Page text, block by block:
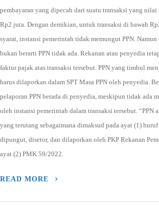
pembayaran yang dipecah dari suatu transaksi yang nilai
Rp2 juta. Dengan demikian, untuk transaksi di bawah
syarat, instansi pemerintah tidak memungut PPN.
bukan berarti PPN tidak ada. Rekanan atau penyedia
faktur pajak atas transaksi tersebut. PPN yang timbul
harus dilaporkan dalam SPT Masa PPN oleh penyedia.
pelaporan PPN berada di penyedia, meskipun tidak ada
oleh instansi pemerintah dalam transaksi tersebut. “PPN
yang terutang sebagaimana dimaksud pada ayat (1)
dipungut, disetor, dan dilaporkan oleh PKP Rekanan
ayat (2) PMK 59/2022.
READ MORE